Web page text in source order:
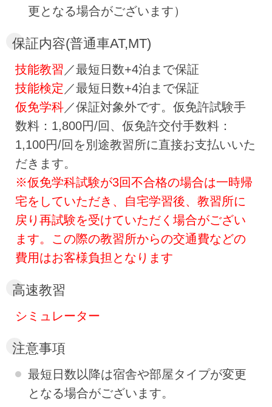
更となる場合がございます）
保証内容(普通車AT,MT)
技能教習 ／最短日数+4泊まで保証
技能検定 ／最短日数+4泊まで保証
仮免学科／保証対象外です。仮免許試験手
数料：1,800円/回、仮免許交付手数料：
1,100円/回を別途教習所に直接お支払いいた
だきます。
※仮免学科試験が3回不合格の場合は一時帰
宅をしていただき、自宅学習後、教習所に
戻り再試験を受けていただく場合がござい
ます。この際の教習所からの交通費などの
費用はお客様負担となります
高速教習
シミュレーター
注意事項
最短日数以降は宿舎や部屋タイプが変更
となる場合がございます。